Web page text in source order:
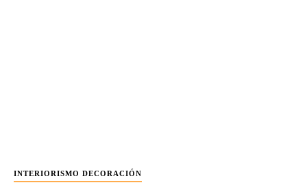
INTERIORISMO DECORACIÓN